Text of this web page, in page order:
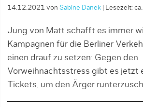
14.12.2021 von Sabine Danek Lesezeit:
Jung von Matt schafft es immer
Kampagnen für die Berliner
einen drauf zu setzen: Gegen den
Vorweihnachtsstress gibt es jetzt
Tickets, um den Ärger